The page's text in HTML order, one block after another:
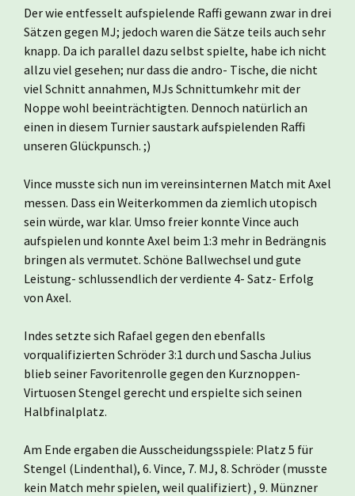
Der wie entfesselt aufspielende Raffi gewann zwar in drei
Sätzen gegen MJ; jedoch waren die Sätze teils auch sehr
knapp. Da ich parallel dazu selbst spielte, habe ich nicht
allzu viel gesehen; nur dass die andro- Tische, die nicht
viel Schnitt annahmen, MJs Schnittumkehr mit der
Noppe wohl beeinträchtigten. Dennoch natürlich an
einen in diesem Turnier saustark aufspielenden Raffi
unseren Glückpunsch. ;)
Vince musste sich nun im vereinsinternen Match mit Axel
messen. Dass ein Weiterkommen da ziemlich utopisch
sein würde, war klar. Umso freier konnte Vince auch
aufspielen und konnte Axel beim 1:3 mehr in Bedrängnis
bringen als vermutet. Schöne Ballwechsel und gute
Leistung- schlussendlich der verdiente 4- Satz- Erfolg
von Axel.
Indes setzte sich Rafael gegen den ebenfalls
vorqualifizierten Schröder 3:1 durch und Sascha Julius
blieb seiner Favoritenrolle gegen den Kurznoppen-
Virtuosen Stengel gerecht und erspielte sich seinen
Halbfinalplatz.
Am Ende ergaben die Ausscheidungsspiele: Platz 5 für
Stengel (Lindenthal), 6. Vince, 7. MJ, 8. Schröder (musste
kein Match mehr spielen, weil qualifiziert) , 9. Münzner